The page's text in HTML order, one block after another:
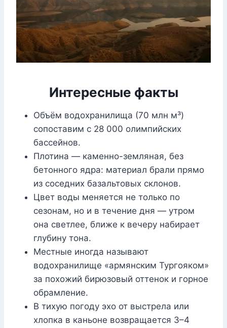
Интересные факты
Объём водохранилища (70 млн м³)
сопоставим с 28 000 олимпийских
бассейнов.
Плотина — каменно-земляная, без
бетонного ядра: материал брали прямо
из соседних базальтовых склонов.
Цвет воды меняется не только по
сезонам, но и в течение дня — утром
она светлее, ближе к вечеру набирает
глубину тона.
Местные иногда называют
водохранилище «армянским Тургояком»
за похожий бирюзовый оттенок и горное
обрамление.
В тихую погоду эхо от выстрела или
хлопка в каньоне возвращается 3–4